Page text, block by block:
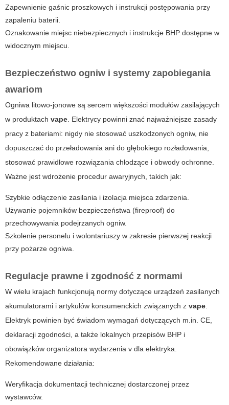
Zapewnienie gaśnic proszkowych i instrukcji postępowania przy
zapaleniu baterii.
Oznakowanie miejsc niebezpiecznych i instrukcje BHP dostępne w
widocznym miejscu.
Bezpieczeństwo ogniw i systemy zapobiegania
awariom
Ogniwa litowo-jonowe są sercem większości modułów zasilających
w produktach vape. Elektrycy powinni znać najważniejsze zasady
pracy z bateriami: nigdy nie stosować uszkodzonych ogniw, nie
dopuszczać do przeładowania ani do głębokiego rozładowania,
stosować prawidłowe rozwiązania chłodzące i obwody ochronne.
Ważne jest wdrożenie procedur awaryjnych, takich jak:
Szybkie odłączenie zasilania i izolacja miejsca zdarzenia.
Używanie pojemników bezpieczeństwa (fireproof) do
przechowywania podejrzanych ogniw.
Szkolenie personelu i wolontariuszy w zakresie pierwszej reakcji
przy pożarze ogniwa.
Regulacje prawne i zgodność z normami
W wielu krajach funkcjonują normy dotyczące urządzeń zasilanych
akumulatorami i artykułów konsumenckich związanych z vape.
Elektryk powinien być świadom wymagań dotyczących m.in. CE,
deklaracji zgodności, a także lokalnych przepisów BHP i
obowiązków organizatora wydarzenia v dla elektryka.
Rekomendowane działania:
Weryfikacja dokumentacji technicznej dostarczonej przez
wystawców.